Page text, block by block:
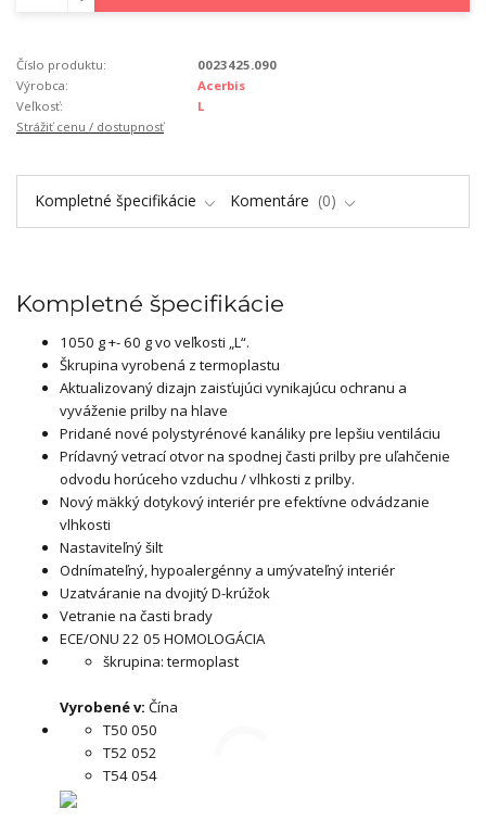
Číslo produktu:
0023425.090
Výrobca:
Acerbis
Veľkosť:
L
Strážiť cenu / dostupnosť
Kompletné špecifikácie Komentáre 0
Kompletné špecifikácie
1050 g +- 60 g vo veľkosti „L“.
Škrupina vyrobená z termoplastu
Aktualizovaný dizajn zaisťujúci vynikajúcu ochranu a
vyváženie prilby na hlave
Pridané nové polystyrénové kanáliky pre lepšiu ventiláciu
Prídavný vetrací otvor na spodnej časti prilby pre uľahčenie
odvodu horúceho vzduchu / vlhkosti z prilby.
Nový mäkký dotykový interiér pre efektívne odvádzanie
vlhkosti
Nastaviteľný šilt
Odnímateľný, hypoalergénny a umývateľný interiér
Uzatváranie na dvojitý D-krúžok
Vetranie na časti brady
ECE/ONU 22 05 HOMOLOGÁCIA
škrupina: termoplast
Vyrobené v: Čína
T50 050
T52 052
T54 054